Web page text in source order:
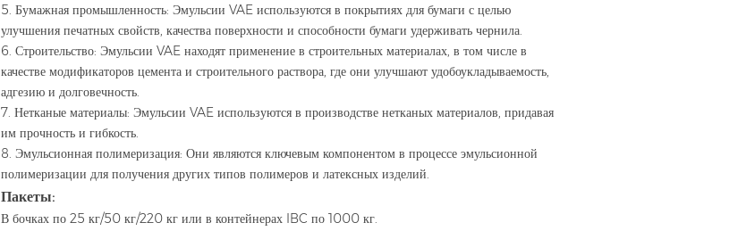
5. Бумажная промышленность: Эмульсии VAE используются в покрытиях для бумаги с целью
улучшения печатных свойств, качества поверхности и способности бумаги удерживать чернила.
6. Строительство: Эмульсии VAE находят применение в строительных материалах, в том числе в
качестве модификаторов цемента и строительного раствора, где они улучшают удобоукладываемость,
адгезию и долговечность.
7. Нетканые материалы: Эмульсии VAE используются в производстве нетканых материалов, придавая
им прочность и гибкость.
8. Эмульсионная полимеризация: Они являются ключевым компонентом в процессе эмульсионной
полимеризации для получения других типов полимеров и латексных изделий.
Пакеты:
В бочках по 25 кг/50 кг/220 кг или в контейнерах IBC по 1000 кг.